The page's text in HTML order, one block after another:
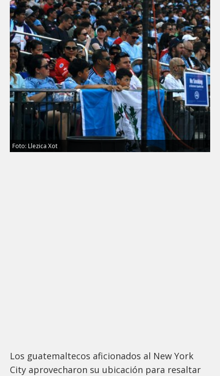
Foto: Llezica Xot
Los guatemaltecos aficionados al New York
City aprovecharon su ubicación para resaltar